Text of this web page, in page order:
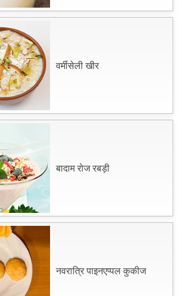
वर्मीसेली खीर
बादाम रोज रबड़ी
नवरात्रि पाइनएप्पल कुकीज